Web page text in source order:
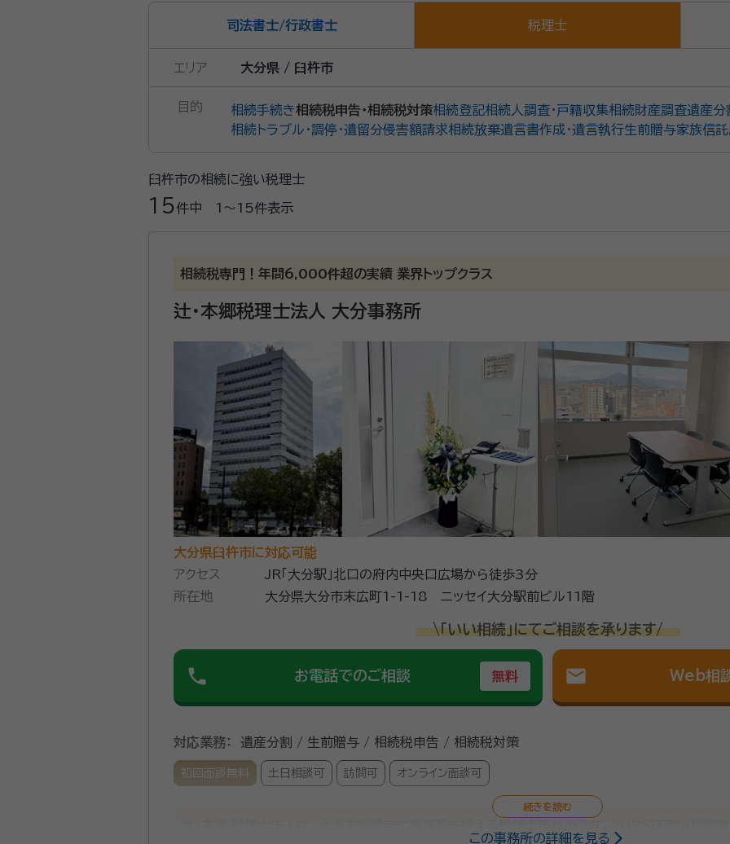
司法書士/行政書士 税理士
エリア 大分県 / 臼杵市
目的 相続手続き相続税申告・相続税対策相続登記相続人調査・戸籍収集相続財産調査遺産分
相続トラブル・調停・遺留分侵害額請求相続放棄遺言書作成・遺言執行生前贈与家族信託
臼杵市の相続に強い税理士
15 件中 1〜15件表示
相続税専門！年間6,000件超の実績 業界トップクラス
辻・本郷税理士法人 大分事務所
大分県臼杵市に対応可能
アクセス
JR「大分駅」北口の府内中央口広場から徒歩3分
所在地
大分県大分市末広町1-1-18 ニッセイ大分駅前ビル11階
\「いい相続」にてご相談を承ります/
phone お電話でのご相談 無料 mail Web相
対応業務： 遺産分割 / 生前贈与 / 相続税申告 / 相続税対策
初回面談無料 土日相談可 訪問可 オンライン面談可
この事務所の詳細を見る